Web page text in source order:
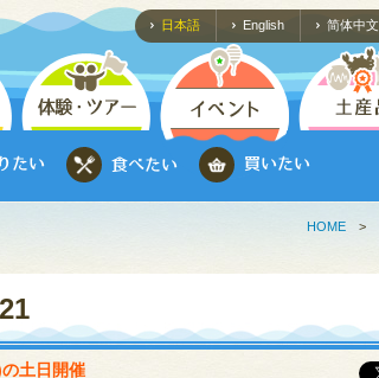
日本語 English 简体中文
HOME >
土日開催